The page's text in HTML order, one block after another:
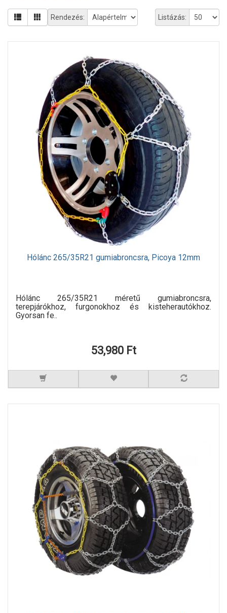
Listázás:
Rendezés:
Hólánc 265/35R21 gumiabroncsra, Picoya 12mm
Hólánc 265/35R21 méretű gumiabroncsra,
terepjárókhoz, furgonokhoz és kisteherautókhoz.
Gyorsan fe..
53,980 Ft